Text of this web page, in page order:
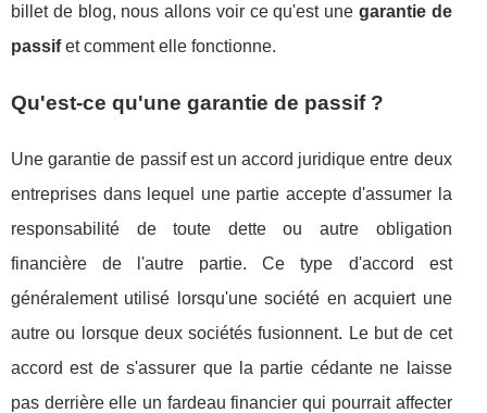
billet de blog, nous allons voir ce qu'est une garantie de
passifet comment elle fonctionne.
Qu'est-ce qu'une garantie de passif ?
Une garantie de passif est un accord juridique entre deux
entreprises dans lequel une partie accepte d'assumer la
responsabilité de toute dette ou autre obligation
financière de l'autre partie. Ce type d'accord est
généralement utilisé lorsqu'une société en acquiert une
autre ou lorsque deux sociétés fusionnent. Le but de cet
accord est de s'assurer que la partie cédante ne laisse
pas derrière elle un fardeau financier qui pourrait affecter